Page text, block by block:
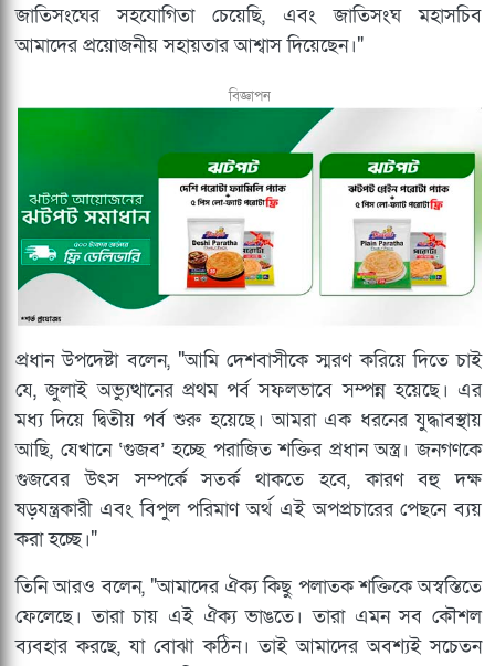
জাতিসংঘের সহযোগিতা চেয়েছি, এবং জাতিসংঘ মহাসচিব
আমাদের প্রয়োজনীয় সহায়তার আশ্বাস দিয়েছেন।"
বিজ্ঞাপন
প্রধান উপদেষ্টা বলেন, "আমি দেশবাসীকে স্মরণ করিয়ে দিতে চাই
যে, জুলাই অভ্যুত্থানের প্রথম পর্ব সফলভাবে সম্পন্ন হয়েছে। এর
মধ্য দিয়ে দ্বিতীয় পর্ব শুরু হয়েছে। আমরা এক ধরনের যুদ্ধাবস্থায়
আছি, যেখানে ‘গুজব’ হচ্ছে পরাজিত শক্তির প্রধান অস্ত্র। জনগণকে
গুজবের উৎস সম্পর্কে সতর্ক থাকতে হবে, কারণ বহু দক্ষ
ষড়যন্ত্রকারী এবং বিপুল পরিমাণ অর্থ এই অপপ্রচারের পেছনে ব্যয়
করা হচ্ছে।"
তিনি আরও বলেন, "আমাদের ঐক্য কিছু পলাতক শক্তিকে অস্বস্তিতে
ফেলেছে। তারা চায় এই ঐক্য ভাঙতে। তারা এমন সব কৌশল
ব্যবহার করছে, যা বোঝা কঠিন। তাই আমাদের অবশ্যই সচেতন